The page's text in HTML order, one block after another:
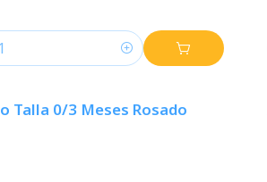
Talla 0/3 Meses Rosado